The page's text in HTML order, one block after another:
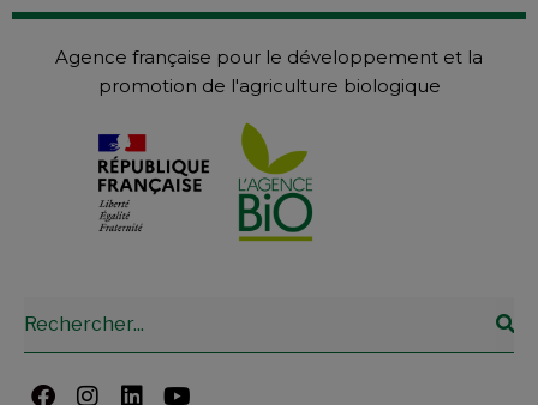
Agence française pour le développement et la
promotion de l'agriculture biologique